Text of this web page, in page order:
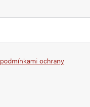
podmínkami ochrany